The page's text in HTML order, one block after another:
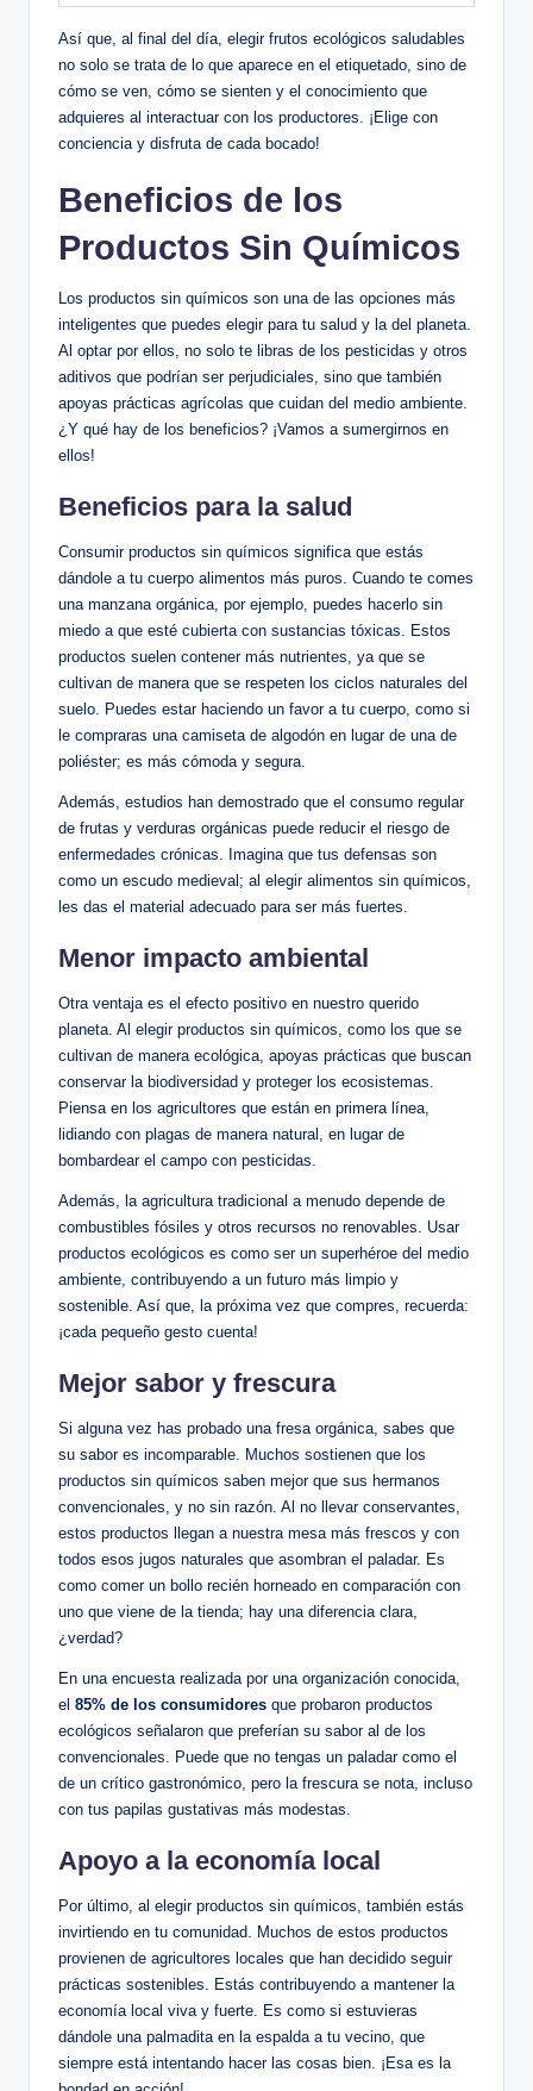
Así que, al final del día, elegir frutos ecológicos saludables
no solo se trata de lo que aparece en el etiquetado, sino de
cómo se ven, cómo se sienten y el conocimiento que
adquieres al interactuar con los productores. ¡Elige con
conciencia y disfruta de cada bocado!
Beneficios de los
Productos Sin Químicos
Los productos sin químicos son una de las opciones más
inteligentes que puedes elegir para tu salud y la del planeta.
Al optar por ellos, no solo te libras de los pesticidas y otros
aditivos que podrían ser perjudiciales, sino que también
apoyas prácticas agrícolas que cuidan del medio ambiente.
¿Y qué hay de los beneficios? ¡Vamos a sumergirnos en
ellos!
Beneficios para la salud
Consumir productos sin químicos significa que estás
dándole a tu cuerpo alimentos más puros. Cuando te comes
una manzana orgánica, por ejemplo, puedes hacerlo sin
miedo a que esté cubierta con sustancias tóxicas. Estos
productos suelen contener más nutrientes, ya que se
cultivan de manera que se respeten los ciclos naturales del
suelo. Puedes estar haciendo un favor a tu cuerpo, como si
le compraras una camiseta de algodón en lugar de una de
poliéster; es más cómoda y segura.
Además, estudios han demostrado que el consumo regular
de frutas y verduras orgánicas puede reducir el riesgo de
enfermedades crónicas. Imagina que tus defensas son
como un escudo medieval; al elegir alimentos sin químicos,
les das el material adecuado para ser más fuertes.
Menor impacto ambiental
Otra ventaja es el efecto positivo en nuestro querido
planeta. Al elegir productos sin químicos, como los que se
cultivan de manera ecológica, apoyas prácticas que buscan
conservar la biodiversidad y proteger los ecosistemas.
Piensa en los agricultores que están en primera línea,
lidiando con plagas de manera natural, en lugar de
bombardear el campo con pesticidas.
Además, la agricultura tradicional a menudo depende de
combustibles fósiles y otros recursos no renovables. Usar
productos ecológicos es como ser un superhéroe del medio
ambiente, contribuyendo a un futuro más limpio y
sostenible. Así que, la próxima vez que compres, recuerda:
¡cada pequeño gesto cuenta!
Mejor sabor y frescura
Si alguna vez has probado una fresa orgánica, sabes que
su sabor es incomparable. Muchos sostienen que los
productos sin químicos saben mejor que sus hermanos
convencionales, y no sin razón. Al no llevar conservantes,
estos productos llegan a nuestra mesa más frescos y con
todos esos jugos naturales que asombran el paladar. Es
como comer un bollo recién horneado en comparación con
uno que viene de la tienda; hay una diferencia clara,
¿verdad?
En una encuesta realizada por una organización conocida,
el 85% de los consumidores que probaron productos
ecológicos señalaron que preferían su sabor al de los
convencionales. Puede que no tengas un paladar como el
de un crítico gastronómico, pero la frescura se nota, incluso
con tus papilas gustativas más modestas.
Apoyo a la economía local
Por último, al elegir productos sin químicos, también estás
invirtiendo en tu comunidad. Muchos de estos productos
provienen de agricultores locales que han decidido seguir
prácticas sostenibles. Estás contribuyendo a mantener la
economía local viva y fuerte. Es como si estuvieras
dándole una palmadita en la espalda a tu vecino, que
siempre está intentando hacer las cosas bien. ¡Esa es la